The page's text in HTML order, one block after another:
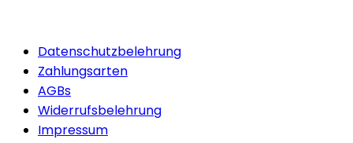
Datenschutzbelehrung
Zahlungsarten
AGBs
Widerrufsbelehrung
Impressum